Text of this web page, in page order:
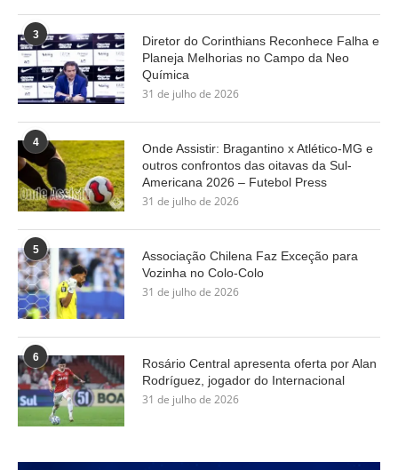
3
Diretor do Corinthians Reconhece Falha e
Planeja Melhorias no Campo da Neo
Química
31 de julho de 2026
4
Onde Assistir: Bragantino x Atlético-MG e
outros confrontos das oitavas da Sul-
Americana 2026 – Futebol Press
31 de julho de 2026
5
Associação Chilena Faz Exceção para
Vozinha no Colo-Colo
31 de julho de 2026
6
Rosário Central apresenta oferta por Alan
Rodríguez, jogador do Internacional
31 de julho de 2026